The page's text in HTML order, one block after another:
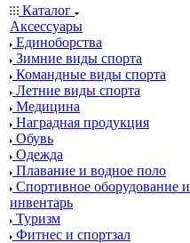
Каталог
Аксессуары
Единоборства
Зимние виды спорта
Командные виды спорта
Летние виды спорта
Медицина
Наградная продукция
Обувь
Одежда
Плавание и водное поло
Спортивное оборудование и
инвентарь
Туризм
Фитнес и спортзал